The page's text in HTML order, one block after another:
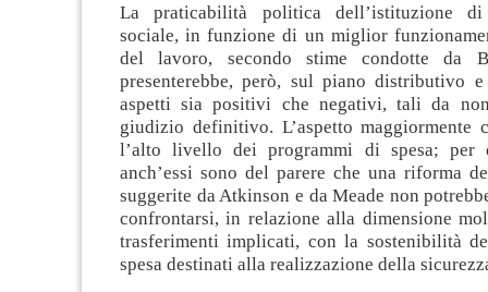
La praticabilità politica dell’istituzione
sociale, in funzione di un miglior
del lavoro, secondo stime condotte da
presenterebbe, però, sul piano distributivo
aspetti sia positivi che negativi, tali da
giudizio definitivo. L’aspetto maggiormente
l’alto livello dei programmi di spesa; per
anch’essi sono del parere che una riforma
suggerite da Atkinson e da Meade non
confrontarsi, in relazione alla dimensione
trasferimenti implicati, con la sostenibilità
spesa destinati alla realizzazione della